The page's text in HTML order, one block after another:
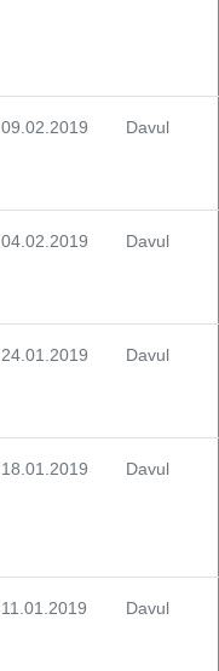
09.02.2019 Davul
04.02.2019 Davul
24.01.2019 Davul
18.01.2019 Davul
11.01.2019 Davul